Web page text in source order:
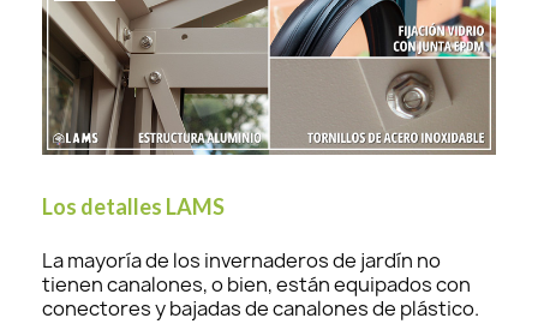
Los detalles LAMS
La mayoría de los invernaderos de jardín no
tienen canalones, o bien, están equipados con
conectores y bajadas de canalones de plástico.